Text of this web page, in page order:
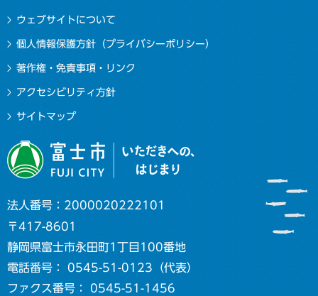
ウェブサイトについて
個人情報保護方針（プライバシーポリシー）
著作権・免責事項・リンク
アクセシビリティ方針
サイトマップ
法人番号：2000020222101
〒417-8601
静岡県富士市永田町1丁目100番地
電話番号： 0545-51-0123（代表）
ファクス番号： 0545-51-1456